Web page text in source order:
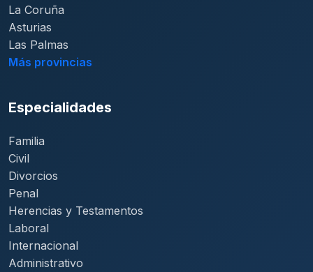
La Coruña
Asturias
Las Palmas
Más provincias
Especialidades
Familia
Civil
Divorcios
Penal
Herencias y Testamentos
Laboral
Internacional
Administrativo